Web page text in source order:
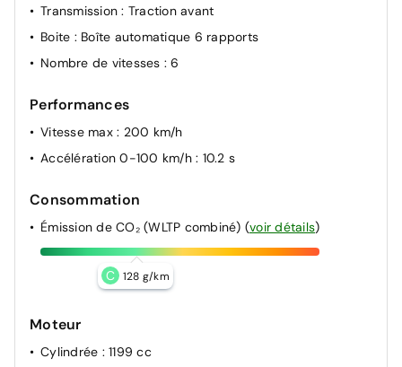
Transmission: Traction avant
Boite : Boîte automatique 6 rapports
Nombre de vitesses : 6
Performances
Vitesse max : 200 km/h
Accélération 0-100 km/h : 10.2 s
Consommation
Émission de CO₂ (WLTP combiné) (voir détails)
C 128 g/km
Moteur
Cylindrée : 1199 cc